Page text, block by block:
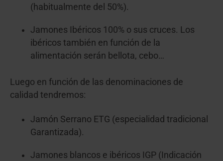
(habitualmente del 50%).
Jamones Ibéricos 100% o sus cruces. Los
ibéricos también en función de la
alimentación serán bellota, cebo…
Luego en función de las denominaciones de
calidad tendremos:
Jamón Serrano ETG (especialidad tradicional
Garantizada).
Jamones blancos e ibéricos IGP (Indicación